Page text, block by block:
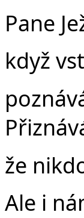
Pane
když
že
Ale i